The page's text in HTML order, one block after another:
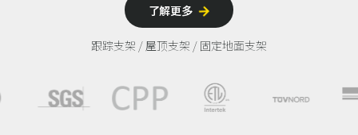
了解更多 
跟踪支架 / 屋顶支架 / 固定地面支架